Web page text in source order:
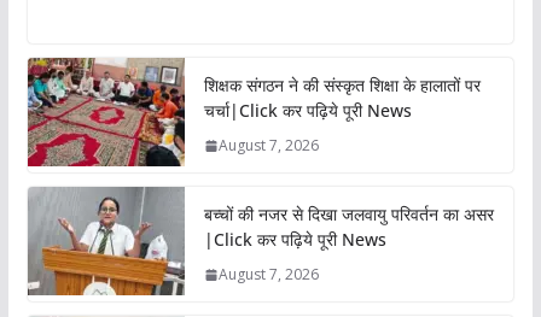
शिक्षक संगठन ने की संस्कृत शिक्षा के हालातों पर
चर्चा|Click कर पढ़िये पूरी News
August 7, 2026
बच्चों की नजर से दिखा जलवायु परिवर्तन का असर
|Click कर पढ़िये पूरी News
August 7, 2026